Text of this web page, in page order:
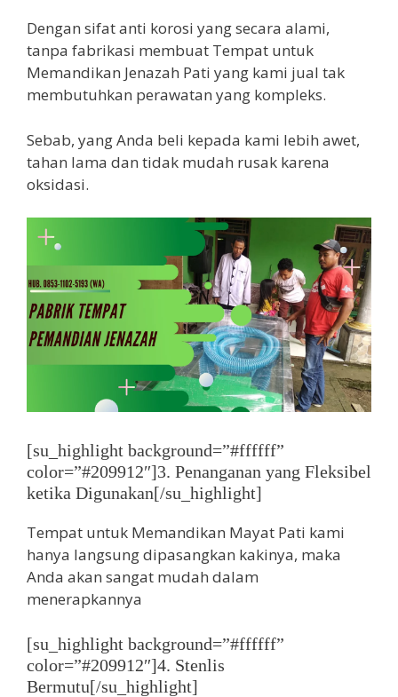
Dengan sifat anti korosi yang secara alami,
tanpa fabrikasi membuat Tempat untuk
Memandikan Jenazah Pati yang kami jual tak
membutuhkan perawatan yang kompleks.
Sebab, yang Anda beli kepada kami lebih awet,
tahan lama dan tidak mudah rusak karena
oksidasi.
[su_highlight background=”#ffffff”
color=”#209912″]3. Penanganan yang Fleksibel
ketika Digunakan[/su_highlight]
Tempat untuk Memandikan Mayat Pati kami
hanya langsung dipasangkan kakinya, maka
Anda akan sangat mudah dalam
menerapkannya
[su_highlight background=”#ffffff”
color=”#209912″]4. Stenlis
Bermutu[/su_highlight]